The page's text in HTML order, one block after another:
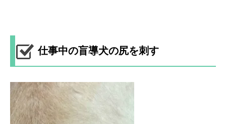
仕事中の盲導犬の尻を刺す